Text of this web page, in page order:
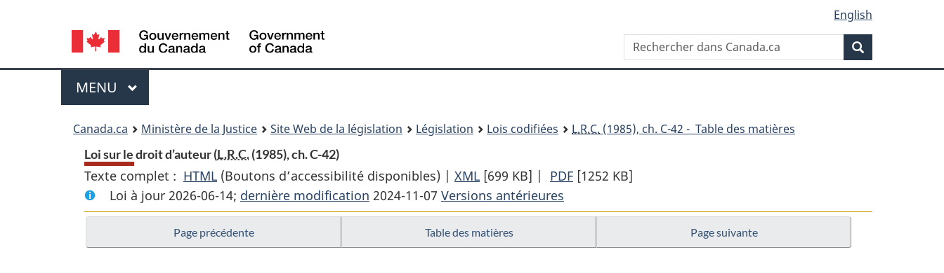
principal
À
site
version
Language
selection
English
Rechercher
dans
Canada.ca
Menu
MENU PRINCIPAL
Canada.ca Ministère de la Justice Site Web de la législation Législation Lois codifiées L.R.C. (1985), ch. C-42 - Table des matières
Loi sur le droit d’auteur (L.R.C.(1985), ch. C-42)
Texte complet : HTML Texte
complet
:
Loi
(Boutons d’accessibilité disponibles) | XML Texte
complet
:
Loi
[699 KB] | PDF Texte
:
[1252 KB]
Loi à jour 2026-06-14; dernière modification 2024-11-07 Versions antérieures
Page précédente Table des matières Page suivante